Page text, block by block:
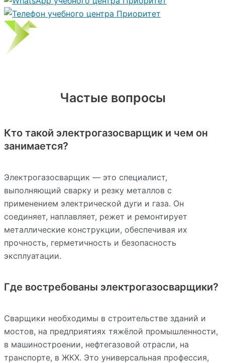
Частые вопросы
Кто такой электрогазосварщик и чем он
занимается?
Электрогазосварщик — это специалист,
выполняющий сварку и резку металлов с
применением электрической дуги и газа. Он
соединяет, наплавляет, режет и ремонтирует
металлические конструкции, обеспечивая их
прочность, герметичность и безопасность
эксплуатации.
Где востребованы электрогазосварщики?
Сварщики необходимы в строительстве зданий и
мостов, на предприятиях тяжёлой промышленности,
в машиностроении, нефтегазовой отрасли, на
транспорте, в ЖКХ. Это универсальная профессия,